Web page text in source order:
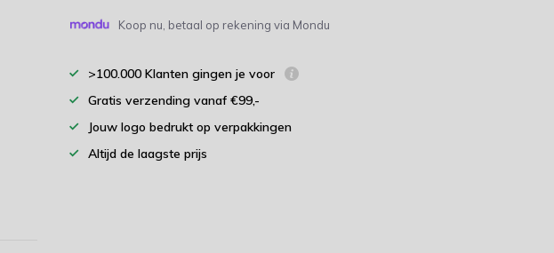
Koop nu, betaal op rekening via Mondu
>100.000 Klanten gingen je voor
Gratis verzending vanaf €99,-
Jouw logo bedrukt op verpakkingen
Altijd de laagste prijs